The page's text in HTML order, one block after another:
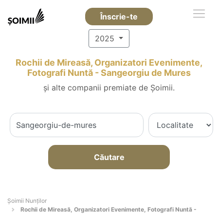
Înscrie-te
2025
Rochii de Mireasă, Organizatori Evenimente,
Fotografi Nuntă - Sangeorgiu de Mures
și alte companii premiate de Șoimii.
Căutare
Șoimii Nunților
Rochii de Mireasă, Organizatori Evenimente, Fotografi Nuntă -